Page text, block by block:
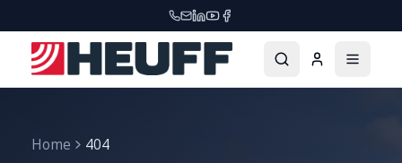
Home 404